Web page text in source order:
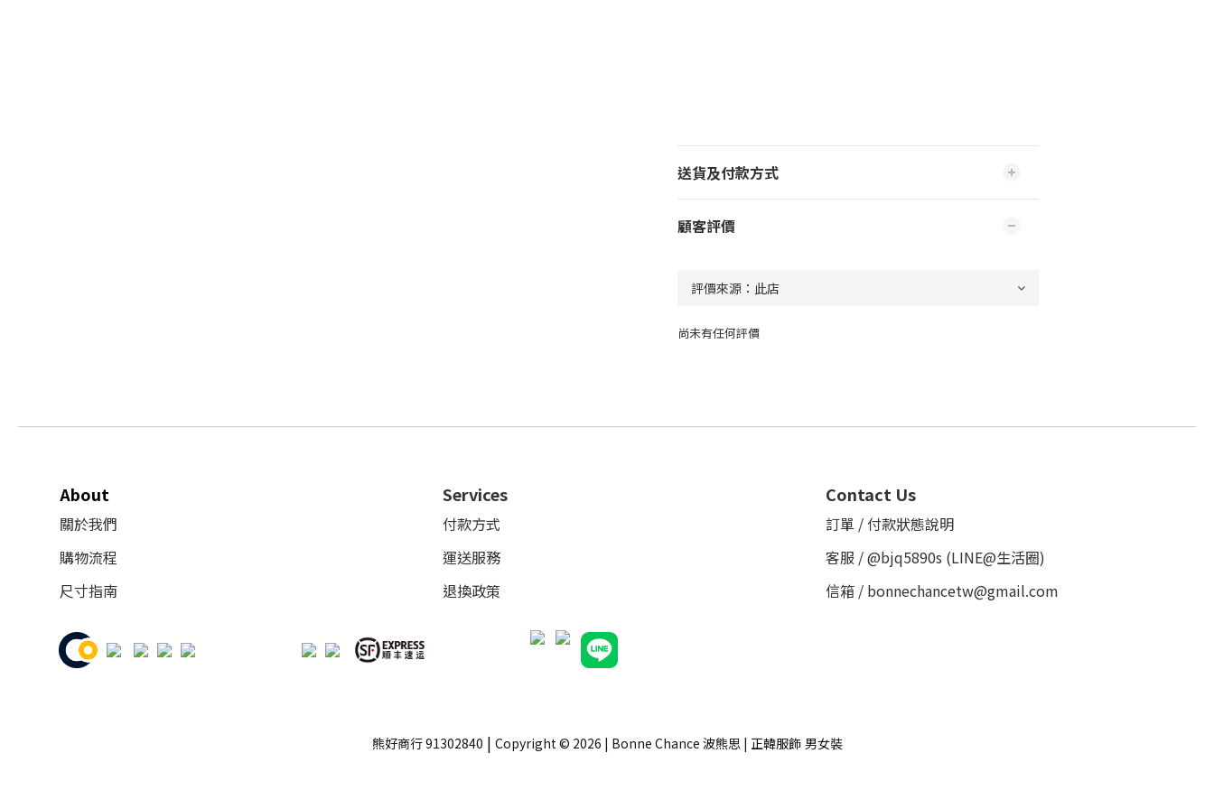
送貨及付款方式
顧客評價
尚未有任何評價
About
關於我們
購物流程
尺寸指南
Services
付款方式
運送服務
退換政策
Contact Us
訂單 / 付款狀態說明
客服 /@bjq5890s (LINE@生活圈)
信箱 / bonnechancetw@gmail.com
熊好商行 91302840 | Copyright © 2026 | Bonne Chance 波熊思 | 正韓服飾 男女裝